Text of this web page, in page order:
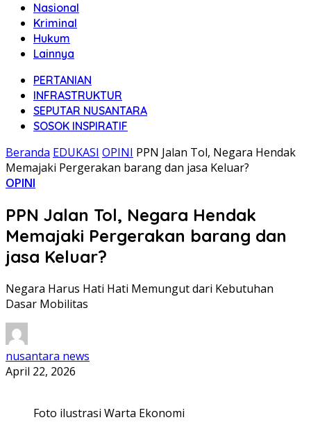
Nasional
Kriminal
Hukum
Lainnya
PERTANIAN
INFRASTRUKTUR
SEPUTAR NUSANTARA
SOSOK INSPIRATIF
Beranda EDUKASI OPINI PPN Jalan Tol, Negara Hendak
Memajaki Pergerakan barang dan jasa Keluar?
OPINI
PPN Jalan Tol, Negara Hendak
Memajaki Pergerakan barang dan
jasa Keluar?
Negara Harus Hati Hati Memungut dari Kebutuhan
Dasar Mobilitas
nusantara news
April 22, 2026
Foto ilustrasi Warta Ekonomi